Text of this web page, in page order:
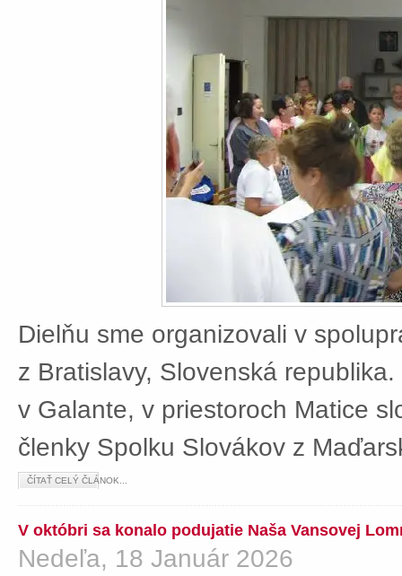
Dielňu sme organizovali v
z Bratislavy, Slovenská
v Galante, v priestoroch Matice
členky Spolku Slovákov z
ČÍTAŤ CELÝ ČLÁNOK...
V októbri sa konalo podujatie Naša Vansovej
Nedeľa, 18 Január 2026